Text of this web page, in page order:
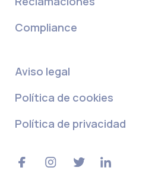
Compliance
Aviso legal
Política de cookies
Política de privacidad